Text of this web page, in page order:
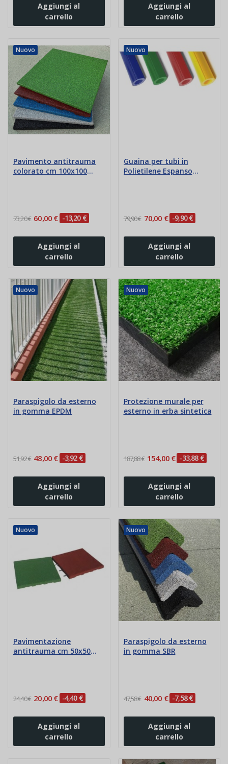
Aggiungi al
carrello
Aggiungi al
carrello
Nuovo
Pavimento antitrauma
colorato cm 100x100
73,20 € 60,00 € -13,20 €
Aggiungi al
carrello
Nuovo
Guaina per tubi in
Polietilene Espanso
79,90 € 70,00 € -9,90 €
Aggiungi al
carrello
Nuovo
Paraspigolo da esterno
in gomma EPDM
51,92 € 48,00 € -3,92 €
Aggiungi al
carrello
Nuovo
Protezione murale per
esterno in erba sintetica
187,88 € 154,00 € -33,88 €
Aggiungi al
carrello
Nuovo
Pavimentazione
antitrauma cm 50x50
24,40 € 20,00 € -4,40 €
Aggiungi al
carrello
Nuovo
Paraspigolo da esterno
in gomma SBR
47,58 € 40,00 € -7,58 €
Aggiungi al
carrello